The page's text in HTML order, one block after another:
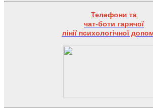
Телефони та
чат-боти гарячої
лінії психологічної